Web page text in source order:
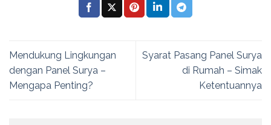
Mendukung Lingkungan
dengan Panel Surya –
Mengapa Penting?
Syarat Pasang Panel Surya
di Rumah – Simak
Ketentuannya